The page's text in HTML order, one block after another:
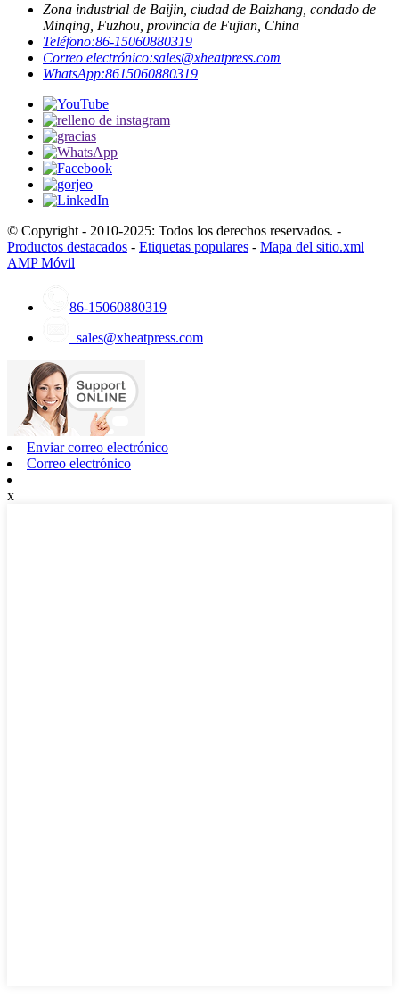
Zona industrial de Baijin, ciudad de Baizhang, condado de
Minqing, Fuzhou, provincia de Fujian, China
Teléfono:86-15060880319
Correo electrónico:sales@xheatpress.com
WhatsApp:8615060880319
© Copyright - 2010-2025: Todos los derechos reservados. -
Productos destacados - Etiquetas populares - Mapa del sitio.xml
AMP Móvil
86-15060880319
sales@xheatpress.com
Enviar correo electrónico
Correo electrónico
x